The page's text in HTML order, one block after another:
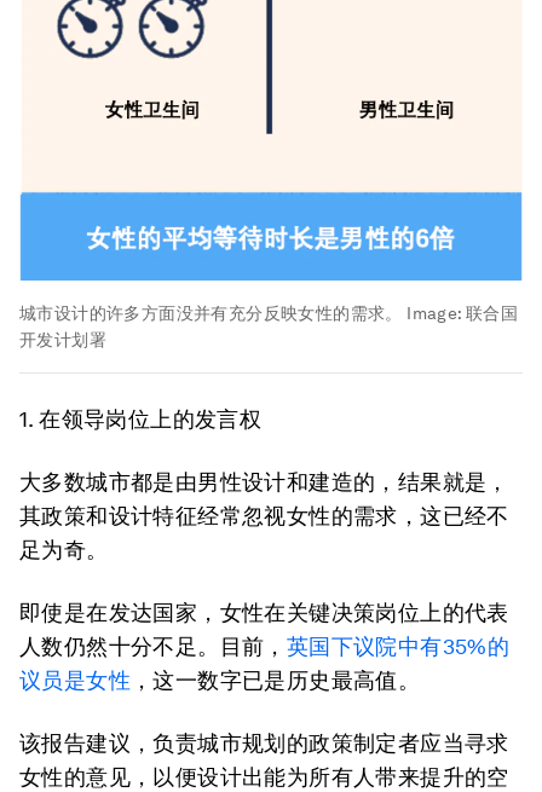
城市设计的许多方面没并有充分反映女性的需求。 Image:联合国
开发计划署
1. 在领导岗位上的发言权
大多数城市都是由男性设计和建造的，结果就是，
其政策和设计特征经常忽视女性的需求，这已经不
足为奇。
即使是在发达国家，女性在关键决策岗位上的代表
人数仍然十分不足。目前， 英国下议院中有35%的
议员是女性 ，这一数字已是历史最高值。
该报告建议，负责城市规划的政策制定者应当寻求
女性的意见，以便设计出能为所有人带来提升的空